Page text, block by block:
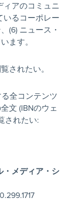
ィアのコミュニ
いるコーポレー
(6) ニュース・
ます。
されたい。
全コンテンツ
文 (IBNのウェ
されたい:
・メディア・シ